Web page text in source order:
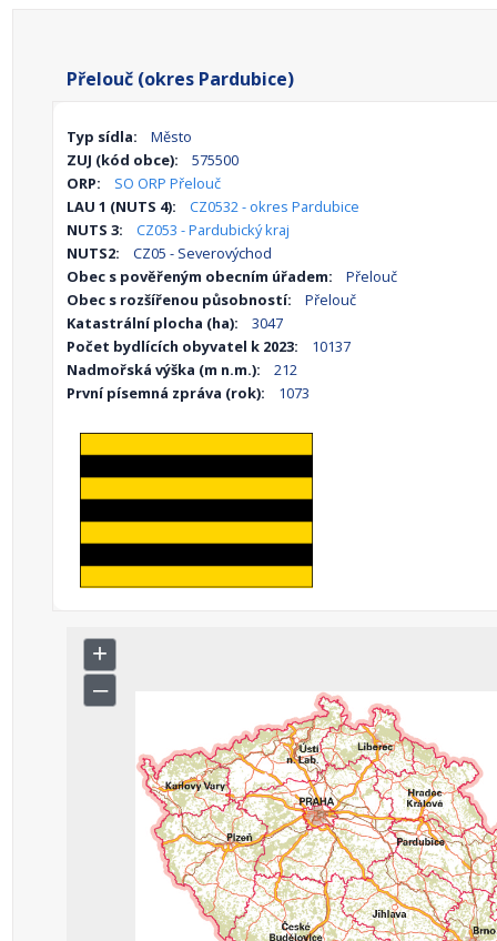
Přelouč (okres Pardubice)
Typ sídla:
Město
ZUJ (kód obce):
575500
ORP:
SO ORP Přelouč
LAU 1 (NUTS 4):
CZ0532 - okres Pardubice
NUTS 3:
CZ053 - Pardubický kraj
NUTS2:
CZ05 - Severovýchod
Obec s pověřeným obecním úřadem:
Přelouč
Obec s rozšířenou působností:
Přelouč
Katastrální plocha (ha):
3047
Počet bydlících obyvatel k 2023:
10137
Nadmořská výška (m n.m.):
212
První písemná zpráva (rok):
1073